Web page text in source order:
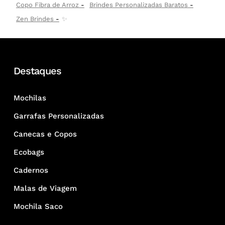
Copo Fibra de Arroz
Brindes Personalizadas Baratos
Zen Brindes
✨
Destaques
Mochilas
Garrafas Personalizadas
Canecas e Copos
Ecobags
Cadernos
Malas de Viagem
Mochila Saco